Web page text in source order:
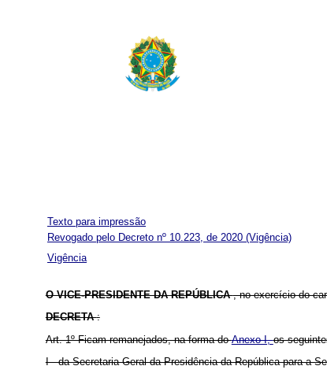
Texto para impressão
Vigência
Revogado pelo Decreto nº 10.223, de 2020 (Vigência)
O VICE-PRESIDENTE DA REPÚBLICA, no exercício do
DECRETA:
Art. 1º Ficam remanejados, na forma doAnexo I,os
I - da Secretaria-Geral da Presidência da República para a